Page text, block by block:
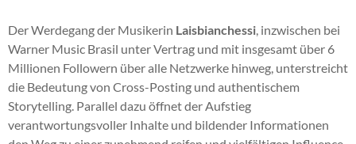
Der Werdegang der Musikerin Laisbianchessi , inzwischen bei
Warner Music Brasil unter Vertrag und mit insgesamt über 6
Millionen Followern über alle Netzwerke hinweg, unterstreicht
die Bedeutung von Cross-Posting und authentischem
Storytelling. Parallel dazu öffnet der Aufstieg
verantwortungsvoller Inhalte und bildender Informationen